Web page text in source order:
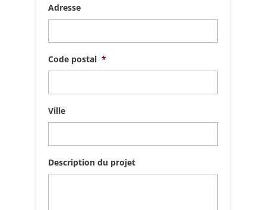
Adresse
Code postal *
Ville
Description du projet